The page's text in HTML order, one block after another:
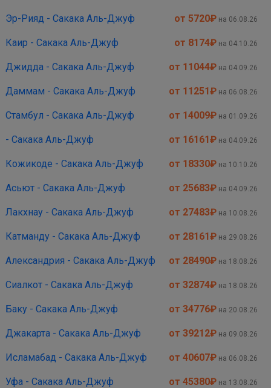
Эр-Рияд - Сакака Аль-Джуф от 5720₽ на 06.08.26
Каир - Сакака Аль-Джуф от 8174₽ на 04.10.26
Джидда - Сакака Аль-Джуф от 11044₽ на 04.09.26
Даммам - Сакака Аль-Джуф от 11251₽ на 06.08.26
Стамбул - Сакака Аль-Джуф от 14009₽ на 01.09.26
- Сакака Аль-Джуф от 16161₽ на 04.09.26
Кожикоде - Сакака Аль-Джуф от 18330₽ на 10.10.26
Асьют - Сакака Аль-Джуф от 25683₽ на 04.09.26
Лакхнау - Сакака Аль-Джуф от 27483₽ на 10.08.26
Катманду - Сакака Аль-Джуф от 28161₽ на 29.08.26
Александрия - Сакака Аль-Джуф от 28490₽ на 18.08.26
Сиалкот - Сакака Аль-Джуф от 32874₽ на 18.08.26
Баку - Сакака Аль-Джуф от 34776₽ на 20.08.26
Джакарта - Сакака Аль-Джуф от 39212₽ на 09.08.26
Исламабад - Сакака Аль-Джуф от 40607₽ на 06.08.26
Уфа - Сакака Аль-Джуф от 45380₽ на 13.08.26